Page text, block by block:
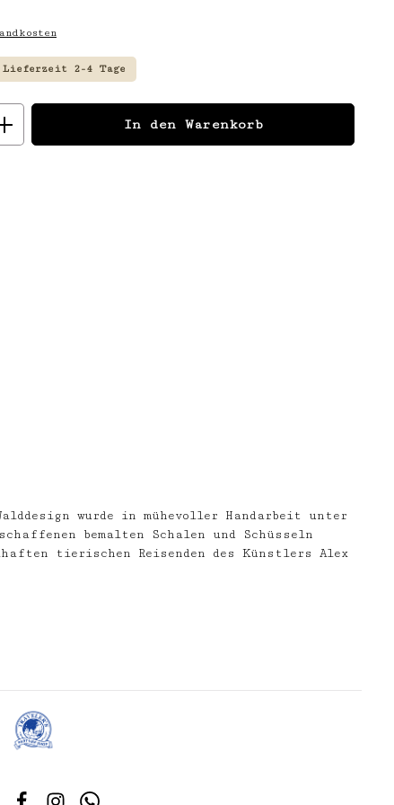
2-4 Tage
Gib den gewünschten Wert
In den Warenkorb
wurde in mühevoller Handarbeit unter
bemalten Schalen und Schüsseln
tierischen Reisenden des Künstlers Alex